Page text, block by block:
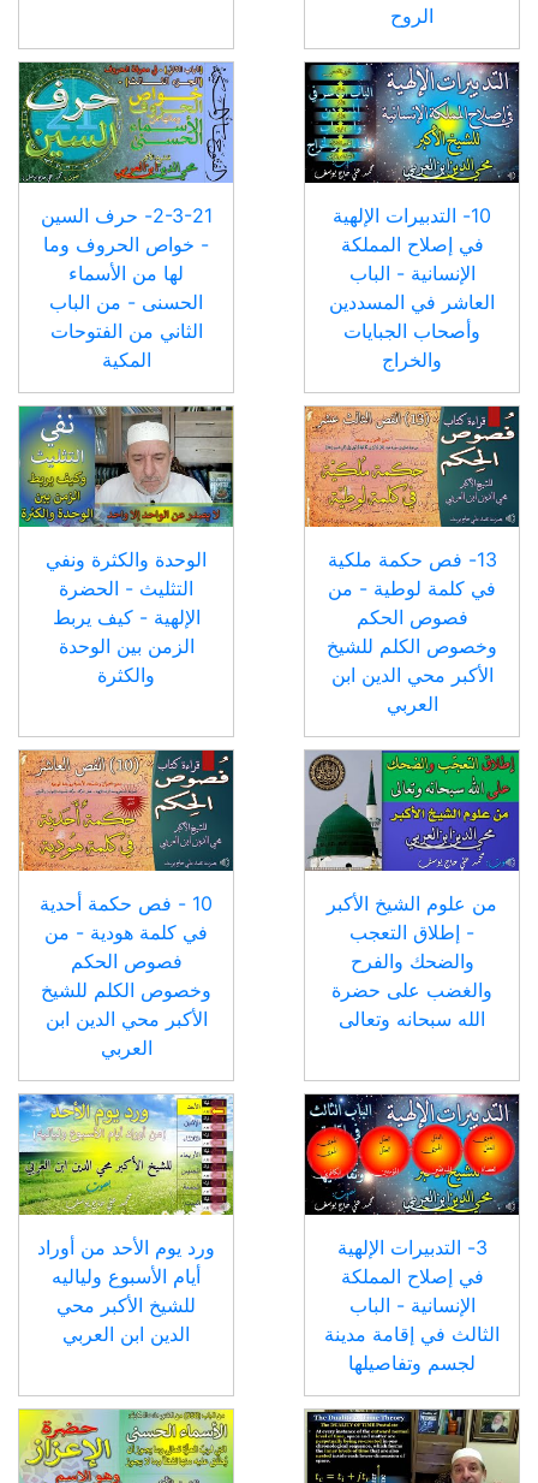
الروح
10- التدبيرات الإلهية
في إصلاح المملكة
الإنسانية - الباب
العاشر في المسددين
وأصحاب الجبايات
والخراج
2-3-21- حرف السين
- خواص الحروف وما
لها من الأسماء
الحسنى - من الباب
الثاني من الفتوحات
المكية
13- فص حكمة ملكية
في كلمة لوطية - من
فصوص الحكم
وخصوص الكلم للشيخ
الأكبر محي الدين ابن
العربي
الوحدة والكثرة ونفي
التثليث - الحضرة
الإلهية - كيف يربط
الزمن بين الوحدة
والكثرة
من علوم الشيخ الأكبر
- إطلاق التعجب
والضحك والفرح
والغضب على حضرة
الله سبحانه وتعالى
10 - فص حكمة أحدية
في كلمة هودية - من
فصوص الحكم
وخصوص الكلم للشيخ
الأكبر محي الدين ابن
العربي
3- التدبيرات الإلهية
في إصلاح المملكة
الإنسانية - الباب
الثالث في إقامة مدينة
لجسم وتفاصيلها
ورد يوم الأحد من أوراد
أيام الأسبوع ولياليه
للشيخ الأكبر محي
الدين ابن العربي